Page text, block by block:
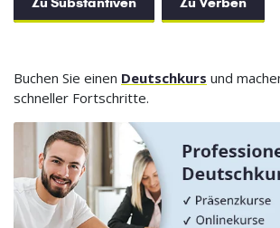
Buchen Sie einen Deutschkurs und
schneller Fortschritte.